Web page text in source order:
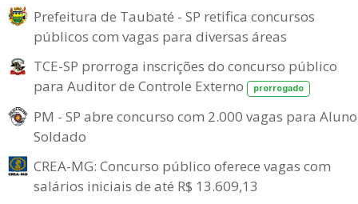
Prefeitura de Taubaté - SP retifica concursos
públicos com vagas para diversas áreas
TCE-SP prorroga inscrições do concurso público
para Auditor de Controle Externo
prorrogado
PM - SP abre concurso com 2.000 vagas para
Soldado
CREA-MG: Concurso público oferece vagas com
salários iniciais de até R$ 13.609,13